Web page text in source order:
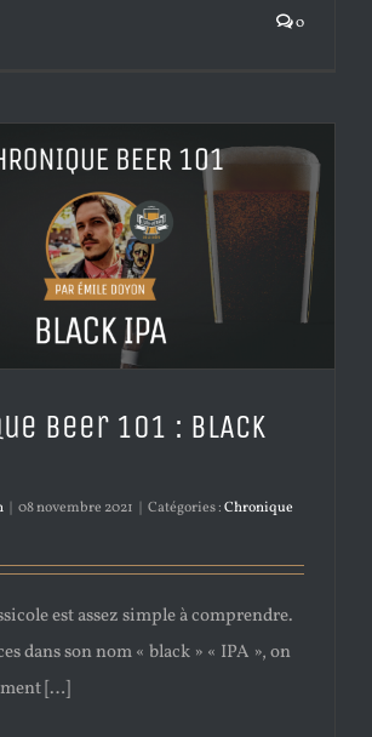
0
Beer 101 : BLACK
08 novembre 2021 Catégories :Chronique
est assez simple à comprendre.
dans son nom « black » « IPA », on
[…]